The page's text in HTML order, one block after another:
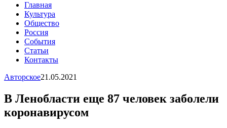
Главная
Культура
Общество
Россия
События
Статьи
Контакты
Авторское21.05.2021
В Ленобласти еще 87 человек заболели
коронавирусом